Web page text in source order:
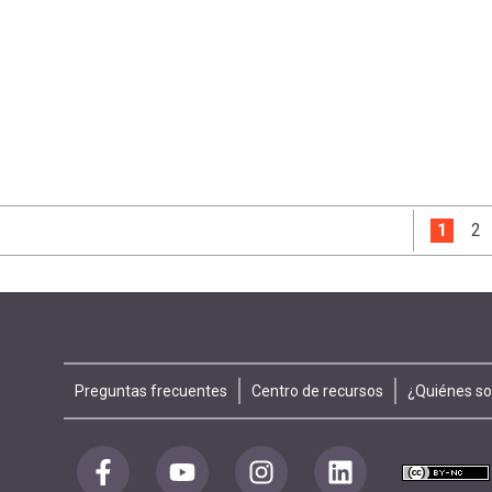
1 2
Footer
menu
Preguntas frecuentes Centro de recursos ¿Quiénes
Redes